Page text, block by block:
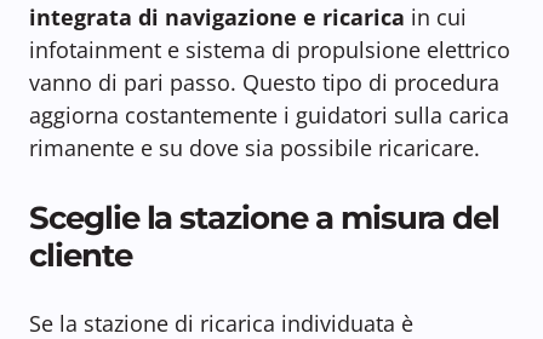
integrata di navigazione e ricarica in cui
infotainment e sistema di propulsione elettrico
vanno di pari passo. Questo tipo di procedura
aggiorna costantemente i guidatori sulla carica
rimanente e su dove sia possibile ricaricare.
Sceglie la stazione a misura del
cliente
Se la stazione di ricarica individuata è